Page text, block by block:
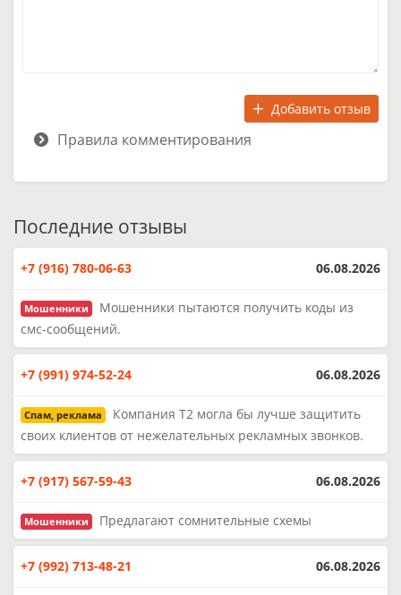
Добавить отзыв
Правила комментирования
Последние отзывы
+7 (916) 780-06-63 06.08.2026
Мошенники
Мошенники пытаются получить коды из
смс-сообщений.
+7 (991) 974-52-24 06.08.2026
Спам, реклама
Компания Т2 могла бы лучше защитить
своих клиентов от нежелательных рекламных звонков.
+7 (917) 567-59-43 06.08.2026
Мошенники Предлагают сомнительные схемы
+7 (992) 713-48-21 06.08.2026